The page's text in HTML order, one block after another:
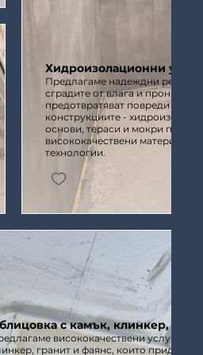
Хидроизолационни
Предлагаме надеждни
сградите от влага и
предотвратяват повреди и
конструкциите -
основи, тераси и мокри
висококачествени материали
технологии.
с камък, клинкер,
висококачествени услуги за
гранит и фаянс, които придават